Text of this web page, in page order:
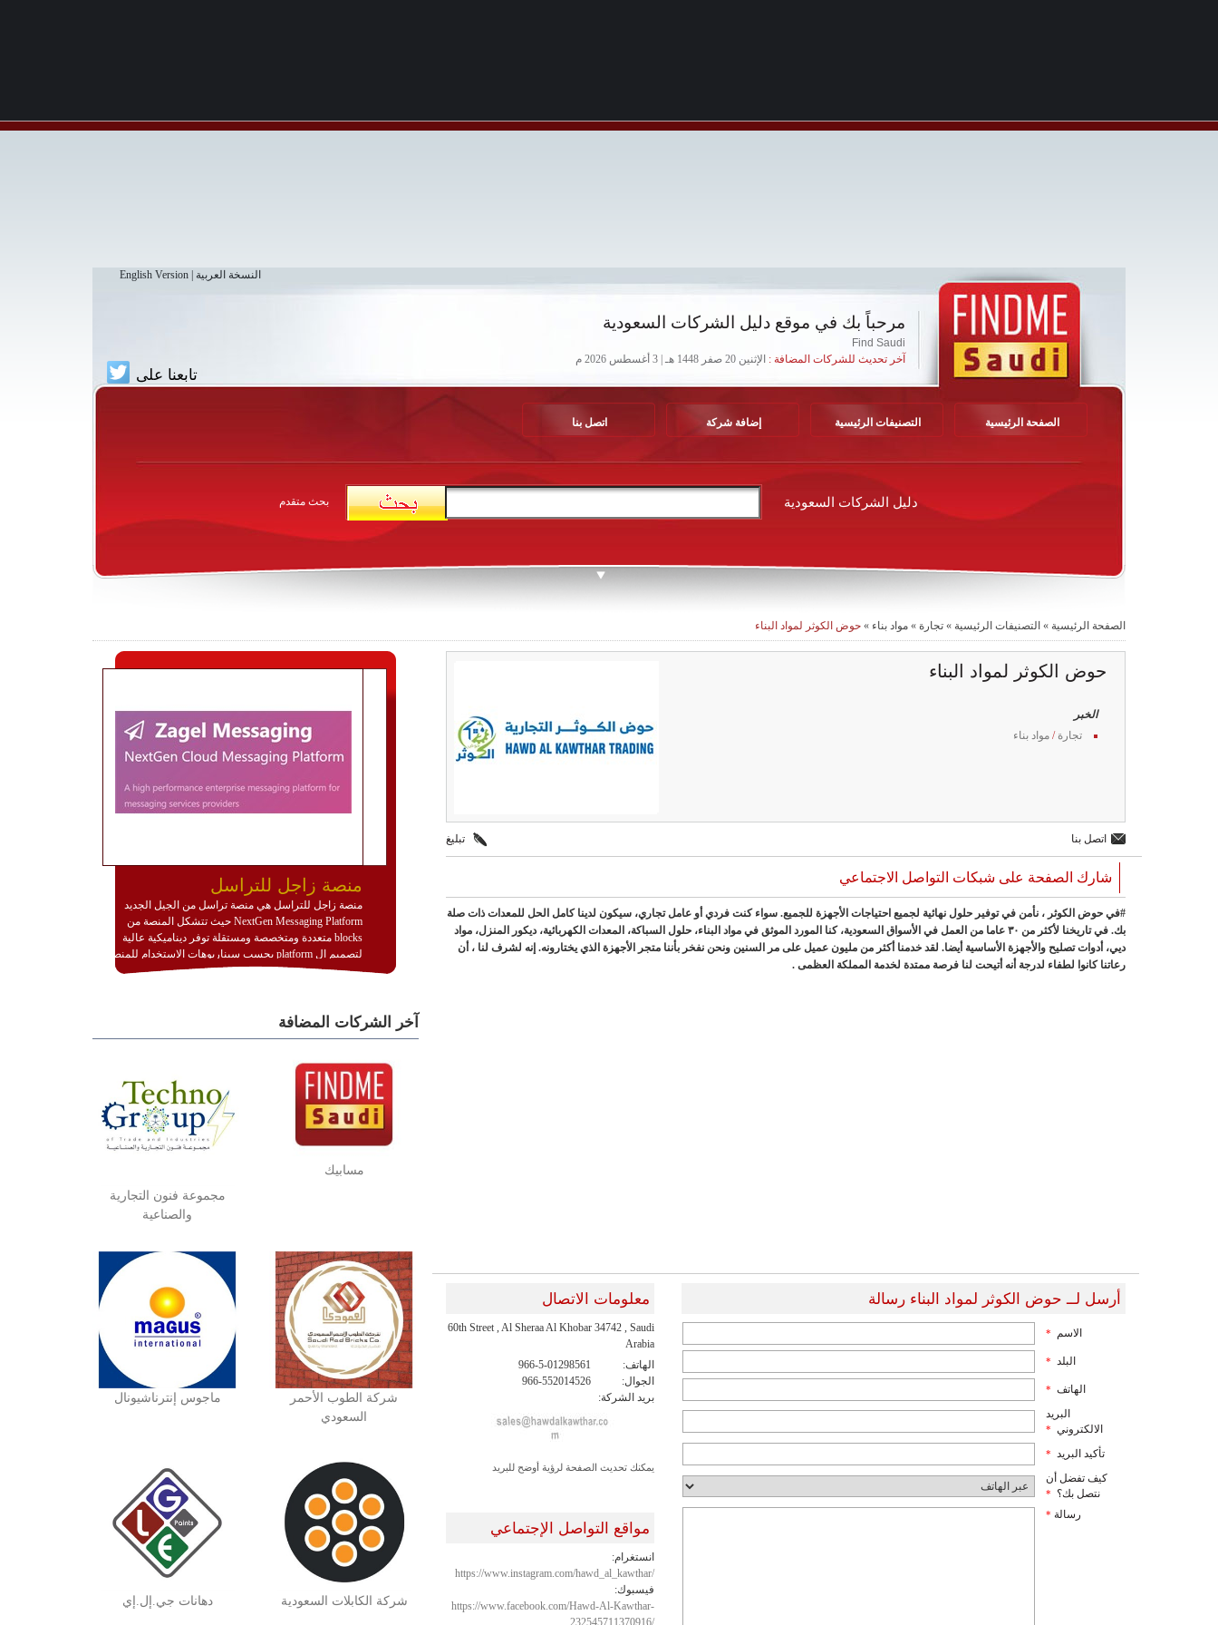
النسخة العربية English Version
مرحباً بك في موقع دليل الشركات السعودية
Find Saudi
آخر تحديث للشركات المضافة : الإثنين 20 صفر 1448 هـ | 3 أغسطس 2026 م
تابعنا على
الصفحة الرئيسية التصنيفات الرئيسية إضافة شركة اتصل بنا
دليل الشركات السعودية بحث متقدم
الصفحة الرئيسية » التصنيفات الرئيسية » تجارة » مواد بناء » حوض الكوثر لمواد البناء
حوض الكوثر لمواد البناء
الخبر
تجارة / مواد بناء
اتصل بنا تبليغ
شارك الصفحة على شبكات التواصل الاجتماعي
#في حوض الكوثر ، نأمن في توفير حلول نهائية لجميع احتياجات الأجهزة للجميع. سواء كنت فردي أو عامل تجاري، سيكون لدينا كامل الحل للمعدات ذات صلة
بك. في تاريخنا لأكثر من ٣٠ عاما من العمل في الأسواق السعودية، كنا المورد الموثق في مواد البناء، حلول السباكة، المعدات الكهربائية، ديكور المنزل، مواد
ديي، أدوات تصليح والأجهزة الأساسية أيضا. لقد خدمنا أكثر من مليون عميل على مر السنين ونحن نفخر بأننا متجر الأجهزة الذي يختارونه. إنه لشرف لنا ، أن
رعاتنا كانوا لطفاء لدرجة أنه أتيحت لنا فرصة ممتدة لخدمة المملكة العظمى .
أرسل لــ حوض الكوثر لمواد البناء رسالة
الاسم *
البلد *
الهاتف *
البريد
الالكتروني *
تأكيد البريد *
كيف تفضل أن
نتصل بك؟ *
رسالة *
معلومات الاتصال
60th Street , Al Sheraa Al Khobar 34742 , Saudi
Arabia
الهاتف:
966-5-01298561
الجوال:
966-552014526
بريد الشركة:
يمكنك تحديث الصفحة لرؤية أوضح للبريد
مواقع التواصل الإجتماعي
انستغرام:
https://www.instagram.com/hawd_al_kawthar/
فيسبوك:
https://www.facebook.com/Hawd-Al-Kawthar-
232545711370916/
منصة زاجل للتراسل
منصة زاجل للتراسل هي منصة تراسل من الجيل الجديد
NextGen Messaging Platform حيث تتشكل المنصة من
blocks متعددة ومتخصصة ومستقلة توفر ديناميكية عالية
لتصميم ال platform بحسب سيناريوهات الاستخدام للمنصة
وتتوافق مع النشر والاستثمار ضمن بيئة استضافة dedicated
تخدم أي سيناريو تراسل مهما كان معقدا عبر إضافة ومعايرة
عناصر ديناميكية (dynamic items) وتجهيز إعدادات التواصل
للاطلاع على كافة التفاصيل عبر الموقع :
http://www.plutosms.com/zagel
آخر الشركات المضافة
مسابيك
مجموعة فنون التجارية
والصناعية
شركة الطوب الأحمر
السعودي
ماجوس إنترناشيونال
شركة الكابلات السعودية دهانات جي.إل.إي